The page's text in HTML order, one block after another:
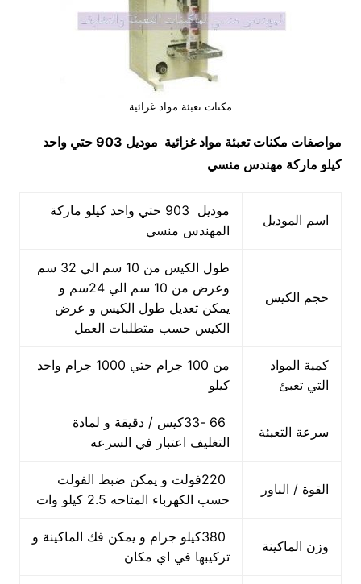
مكنات تعبئة مواد غزائية
مواصفات مكنات تعبئة مواد غزائية
موديل 903 حتي واحد
كيلو ماركة مهندس منسي
اسم الموديل
موديل 903 حتي واحد كيلو ماركة
المهندس منسي
حجم الكيس
طول الكيس من 10 سم الي 32 سم
وعرض من 10 سم الي 24سم و
يمكن تعديل طول الكيس و عرض
الكيس حسب متطلبات العمل
كمية المواد
التي تعبئ
من 100 جرام حتي 1000 جرام واحد
كيلو
سرعة التعبئة
66 -33كيس / دقيقة و لمادة
التغليف اعتبار في السرعه
القوة / الباور
220فولت و يمكن ضبط الفولت
حسب الكهرباء المتاحه 2.5 كيلو وات
وزن الماكينة
380كيلو جرام و يمكن فك الماكينة و
تركيبها في اي مكان